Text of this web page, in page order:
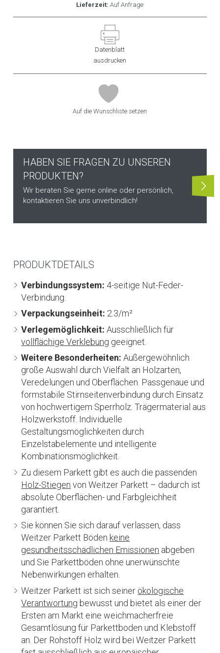
Lieferzeit: Auf Anfrage
Datenblatt
ausdrucken
Auf die Wunschliste setzen
HABEN SIE FRAGEN ZU UNSEREN
PRODUKTEN?
Wir beraten Sie gerne online oder persönlich,
kontaktieren Sie uns unverbindlich!
PRODUKTDETAILS
Verbindungssystem: 4-seitige Nut-Feder-
Verbindung.
Verpackungseinheit: 2.3/m²
Verlegemöglichkeit: Ausschließlich für
vollflächige Verklebung geeignet.
Weitere Besonderheiten: Außergewöhnlich
große Auswahl durch Vielfalt an Holzarten,
Veredelungen und Oberflächen. Passgenaue und
formstabile Stirnseitenverbindung durch Einsatz
von hochwertigem Sperrholz. Trägermaterial aus
Holzwerkstoff. Individuelle
Gestaltungsmöglichkeiten durch
Einzelstabelemente und intelligente
Kombinationsmöglichkeit.
Zu diesem Parkett gibt es auch die passenden
Holz-Stiegen von Weitzer Parkett – dadurch ist
absolute Oberflächen- und Farbgleichheit
garantiert.
Sie können Sie sich darauf verlassen, dass
Weitzer Parkett Böden keine
gesundheitsschädlichen Emissionen abgeben
und Sie Parkettböden ohne unerwünschte
Nebenwirkungen erhalten.
Weitzer Parkett ist sich seiner ökologische
Verantwortung bewusst und bietet als einer der
Ersten am Markt eine weichmacherfreie
Gesamtlösung für Parkettboden und Klebstoff
an. Der Rohstoff Holz wird bei Weitzer Parkett